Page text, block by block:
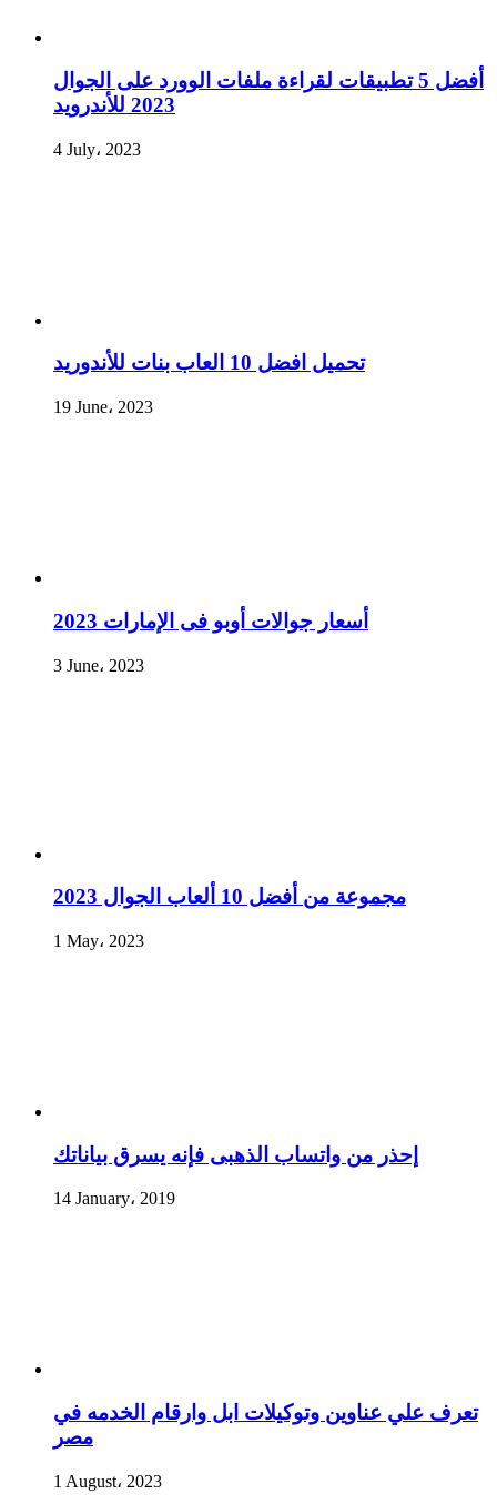
أفضل 5 تطبيقات لقراءة ملفات الوورد على الجوال
2023 للأندرويد
4 July، 2023
تحميل افضل 10 العاب بنات للأندوريد
19 June، 2023
أسعار جوالات أوبو فى الإمارات 2023
3 June، 2023
مجموعة من أفضل 10 ألعاب الجوال 2023
1 May، 2023
إحذر من واتساب الذهبى فإنه يسرق بياناتك
14 January، 2019
تعرف علي عناوين وتوكيلات ابل وارقام الخدمه في
مصر
1 August، 2023